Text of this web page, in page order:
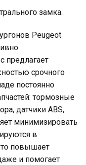
замка.
Peugeot
предлагает
срочного
постоянно
тормозные
датчики ABS,
минимизировать
в
повышает
и помогает